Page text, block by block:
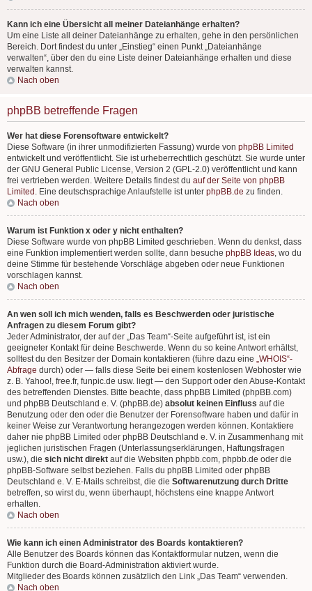
Kann ich eine Übersicht all meiner Dateianhänge erhalten?
Um eine Liste all deiner Dateianhänge zu erhalten, gehe in den persönlichen
Bereich. Dort findest du unter „Einstieg“ einen Punkt „Dateianhänge
verwalten“, über den du eine Liste deiner Dateianhänge erhalten und diese
verwalten kannst.
Nach oben
phpBB betreffende Fragen
Wer hat diese Forensoftware entwickelt?
Diese Software (in ihrer unmodifizierten Fassung) wurde von phpBB Limited
entwickelt und veröffentlicht. Sie ist urheberrechtlich geschützt. Sie wurde unter
der GNU General Public License, Version 2 (GPL-2.0) veröffentlicht und kann
frei vertrieben werden. Weitere Details findest du auf der Seite von phpBB
Limited . Eine deutschsprachige Anlaufstelle ist unter phpBB.de zu finden.
Nach oben
Warum ist Funktion x oder y nicht enthalten?
Diese Software wurde von phpBB Limited geschrieben. Wenn du denkst, dass
eine Funktion implementiert werden sollte, dann besuche phpBB Ideas, wo du
deine Stimme für bestehende Vorschläge abgeben oder neue Funktionen
vorschlagen kannst.
Nach oben
An wen soll ich mich wenden, falls es Beschwerden oder juristische
Anfragen zu diesem Forum gibt?
Jeder Administrator, der auf der „Das Team“-Seite aufgeführt ist, ist ein
geeigneter Kontakt für deine Beschwerde. Wenn du so keine Antwort erhältst,
solltest du den Besitzer der Domain kontaktieren (führe dazu eine „WHOIS“-
Abfrage durch) oder — falls diese Seite bei einem kostenlosen Webhoster wie
z. B. Yahoo!, free.fr, funpic.de usw. liegt — den Support oder den Abuse-Kontakt
des betreffenden Dienstes. Bitte beachte, dass phpBB Limited (phpBB.com)
und phpBB Deutschland e. V. (phpBB.de) absolut keinen Einfluss auf die
Benutzung oder den oder die Benutzer der Forensoftware haben und dafür in
keiner Weise zur Verantwortung herangezogen werden können. Kontaktiere
daher nie phpBB Limited oder phpBB Deutschland e. V. in Zusammenhang mit
jeglichen juristischen Fragen (Unterlassungserklärungen, Haftungsfragen
usw.), die sich nicht direkt auf die Websiten phpbb.com, phpbb.de oder die
phpBB-Software selbst beziehen. Falls du phpBB Limited oder phpBB
Deutschland e. V. E-Mails schreibst, die die Softwarenutzung durch Dritte
betreffen, so wirst du, wenn überhaupt, höchstens eine knappe Antwort
erhalten.
Nach oben
Wie kann ich einen Administrator des Boards kontaktieren?
Alle Benutzer des Boards können das Kontaktformular nutzen, wenn die
Funktion durch die Board-Administration aktiviert wurde.
Mitglieder des Boards können zusätzlich den Link „Das Team“ verwenden.
Nach oben